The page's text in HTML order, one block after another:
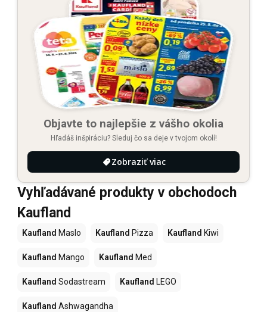
Objavte to najlepšie z vášho okolia
Hľadáš inšpiráciu? Sleduj čo sa deje v tvojom okolí!
Zobraziť viac
Vyhľadávané produkty v obchodoch
Kaufland
Kaufland Maslo Kaufland Pizza Kaufland Kiwi
Kaufland Mango Kaufland Med
Kaufland Sodastream Kaufland LEGO
Kaufland Ashwagandha